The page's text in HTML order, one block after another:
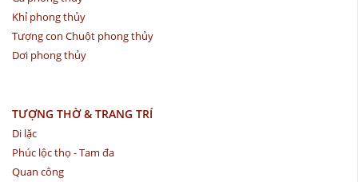
Khỉ phong thủy
Tượng con Chuột phong thủy
Dơi phong thủy
TƯỢNG THỜ & TRANG TRÍ
Di lặc
Phúc lộc thọ - Tam đa
Quan công